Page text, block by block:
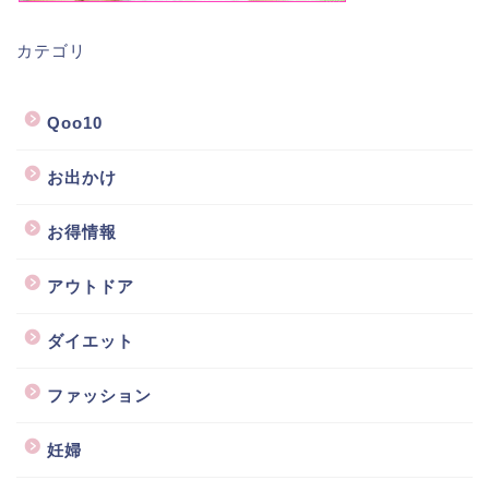
カテゴリ
Qoo10
お出かけ
お得情報
アウトドア
ダイエット
ファッション
妊婦